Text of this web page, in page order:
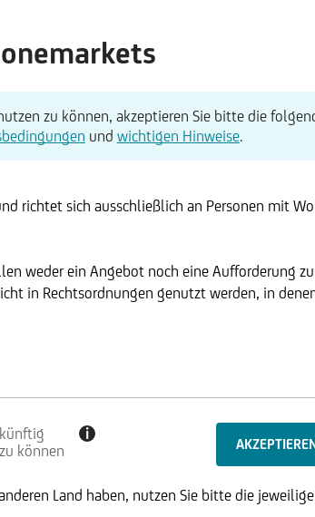
zu können, akzeptieren Sie bitte die
und wichtigen Hinweise.
richtet sich ausschließlich an Personen mit
weder ein Angebot noch eine Aufforderung
in Rechtsordnungen genutzt werden, in
können
i
Land haben, nutzen Sie bitte die